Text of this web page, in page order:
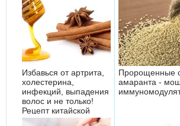
Избавься от артрита,
холестерина,
инфекций, выпадения
волос и не только!
Рецепт китайской
медицины!
Пророщенные
амаранта -